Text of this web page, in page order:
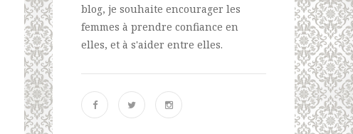
blog, je souhaite encourager les
femmes à prendre confiance en
elles, et à s'aider entre elles.